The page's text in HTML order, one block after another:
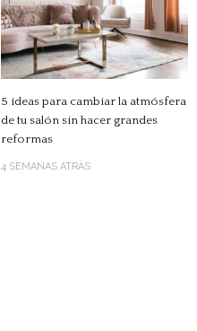
5 ideas para cambiar la atmósfera
de tu salón sin hacer grandes
reformas
4 SEMANAS ATRÁS